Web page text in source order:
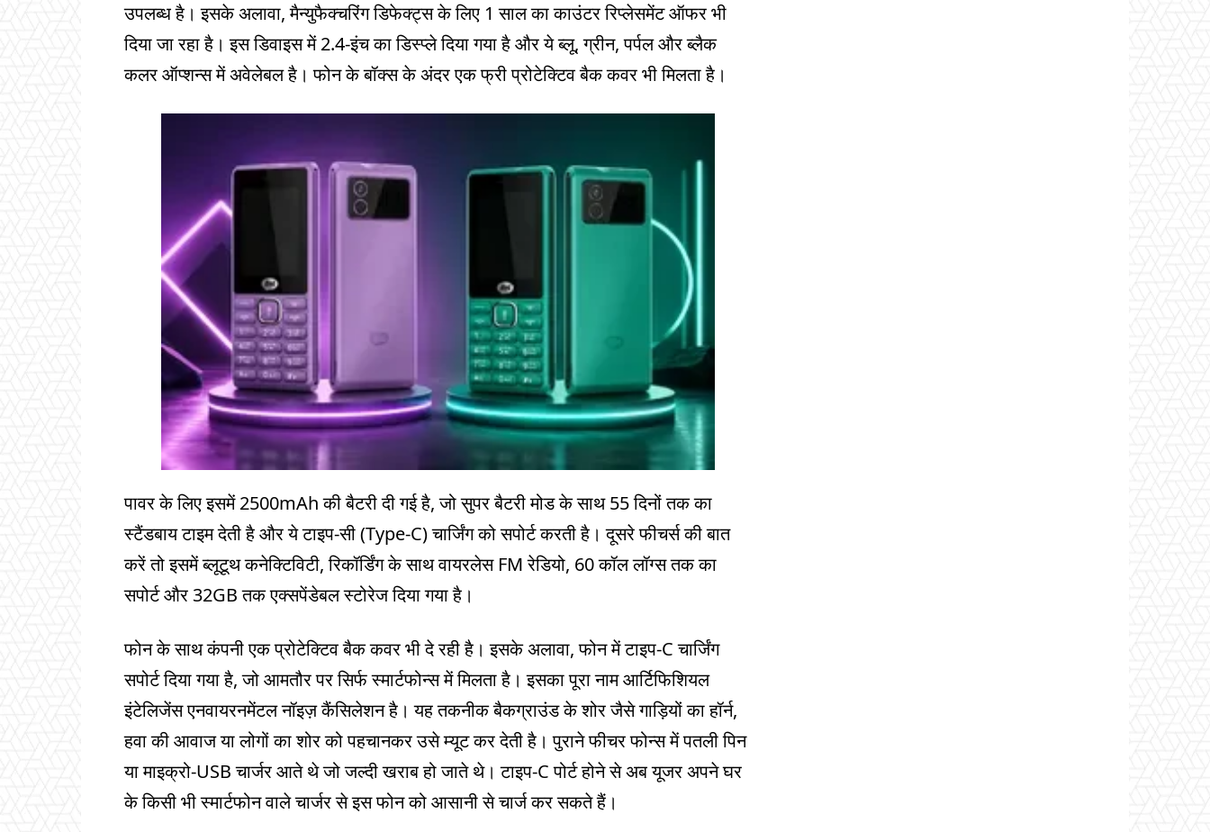
उपलब्ध है। इसके अलावा, मैन्युफैक्चरिंग डिफेक्ट्स के लिए 1 साल का काउंटर रिप्लेसमेंट ऑफर भी
दिया जा रहा है। इस डिवाइस में 2.4-इंच का डिस्प्ले दिया गया है और ये ब्लू, ग्रीन, पर्पल और ब्लैक
कलर ऑप्शन्स में अवेलेबल है। फोन के बॉक्स के अंदर एक फ्री प्रोटेक्टिव बैक कवर भी मिलता है।
पावर के लिए इसमें 2500mAh की बैटरी दी गई है, जो सुपर बैटरी मोड के साथ 55 दिनों तक का
स्टैंडबाय टाइम देती है और ये टाइप-सी (Type-C) चार्जिंग को सपोर्ट करती है। दूसरे फीचर्स की बात
करें तो इसमें ब्लूटूथ कनेक्टिविटी, रिकॉर्डिंग के साथ वायरलेस FM रेडियो, 60 कॉल लॉग्स तक का
सपोर्ट और 32GB तक एक्सपेंडेबल स्टोरेज दिया गया है।
फोन के साथ कंपनी एक प्रोटेक्टिव बैक कवर भी दे रही है। इसके अलावा, फोन में टाइप-C चार्जिंग
सपोर्ट दिया गया है, जो आमतौर पर सिर्फ स्मार्टफोन्स में मिलता है। इसका पूरा नाम आर्टिफिशियल
इंटेलिजेंस एनवायरनमेंटल नॉइज़ कैंसिलेशन है। यह तकनीक बैकग्राउंड के शोर जैसे गाड़ियों का हॉर्न,
हवा की आवाज या लोगों का शोर को पहचानकर उसे म्यूट कर देती है। पुराने फीचर फोन्स में पतली पिन
या माइक्रो-USB चार्जर आते थे जो जल्दी खराब हो जाते थे। टाइप-C पोर्ट होने से अब यूजर अपने घर
के किसी भी स्मार्टफोन वाले चार्जर से इस फोन को आसानी से चार्ज कर सकते हैं।